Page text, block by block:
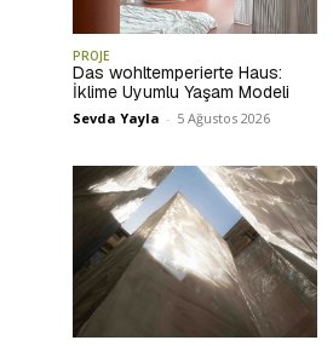
PROJE
Das wohltemperierte Haus:
İklime Uyumlu Yaşam Modeli
Sevda Yayla - 5 Ağustos 2026